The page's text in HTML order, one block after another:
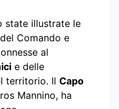
state illustrate le
Comando e
al
e delle
territorio. Il Capo
Mannino, ha